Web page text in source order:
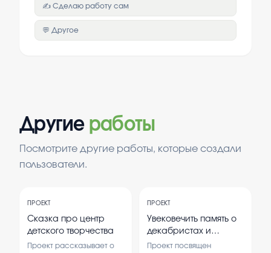
✍️ Сделаю работу сам
💬 Другое
Другие работы
Посмотрите другие работы, которые создали
пользователи.
ПРОЕКТ
Сказка про центр
детского творчества
Проект рассказывает о
ПРОЕКТ
Увековечить память о
декабристах и
восстаний
Проект посвящен